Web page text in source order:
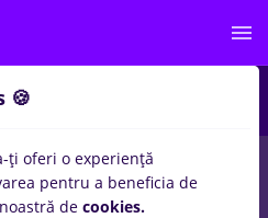
timeinTimisoara
IT / Telecom
🍪
ți oferi o experiență
pentru a beneficia de
de cookies.